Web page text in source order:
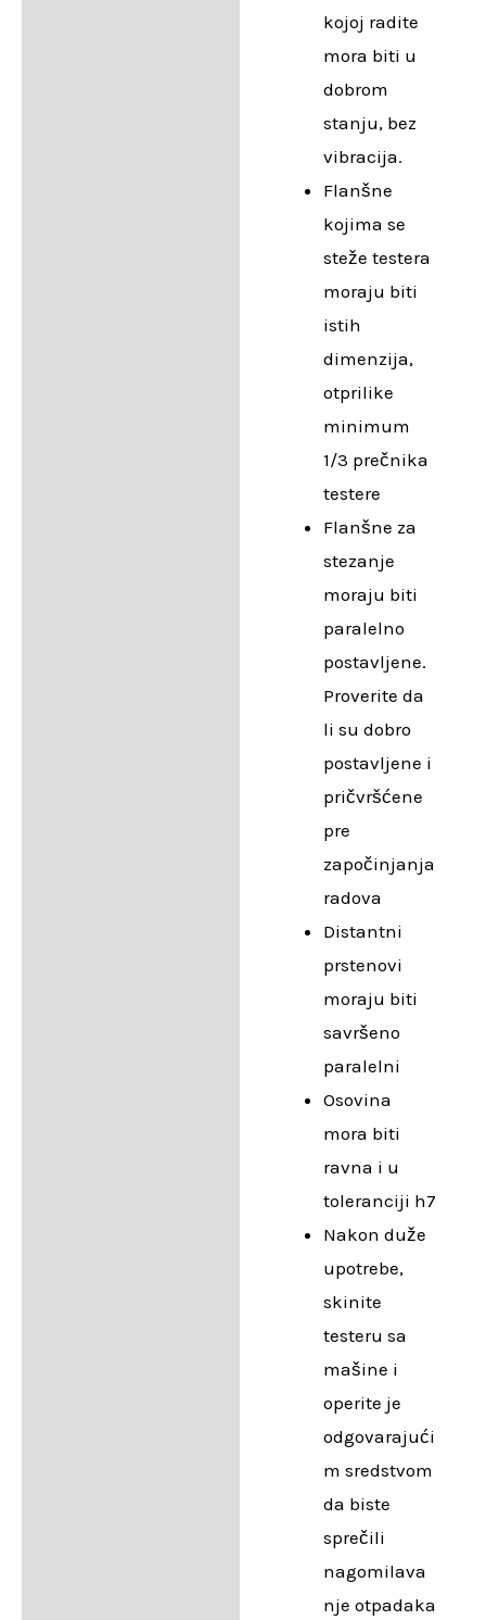
kojoj radite
mora biti u
dobrom
stanju, bez
vibracija.
Flanšne
kojima se
steže testera
moraju biti
istih
dimenzija,
otprilike
minimum
1/3 prečnika
testere
Flanšne za
stezanje
moraju biti
paralelno
postavljene.
Proverite da
li su dobro
postavljene i
pričvršćene
pre
započinjanja
radova
Distantni
prstenovi
moraju biti
savršeno
paralelni
Osovina
mora biti
ravna i u
toleranciji h7
Nakon duže
upotrebe,
skinite
testeru sa
mašine i
operite je
odgovarajući
m sredstvom
da biste
sprečili
nagomilava
nje otpadaka